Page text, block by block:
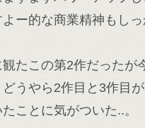
よー的な商業精神もし
たこの第2作だったが
うやら2作目と3作目
ことに気がついた..。